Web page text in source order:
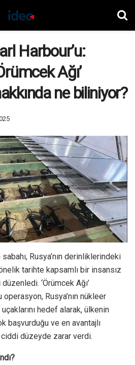
Harbour’u:
Ağı’
ne biliniyor?
Rusya’nın derinliklerindeki
tarihte kapsamlı bir insansız
düzenledi. ‘Örümcek Ağı’
Rusya’nın nükleer
hedef alarak, ülkenin
başvurduğu ve en avantajlı
düzeyde zarar verdi.